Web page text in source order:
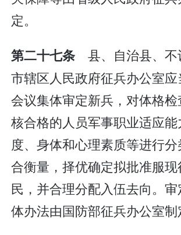
定。
第二十七条 县、自治县、不
市辖区人民政府征兵办公室
会议集体审定新兵，对体格
核合格的人员军事职业适应
度、身体和心理素质等进行
合衡量，择优确定拟批准服
民，并合理分配入伍去向。
体办法由国防部征兵办公室制